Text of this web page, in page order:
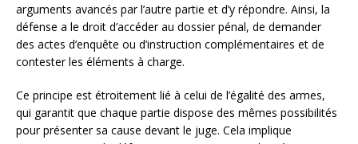
arguments avancés par l’autre partie et d’y répondre. Ainsi, la
défense a le droit d’accéder au dossier pénal, de demander
des actes d’enquête ou d’instruction complémentaires et de
contester les éléments à charge.
Ce principe est étroitement lié à celui de l’égalité des armes,
qui garantit que chaque partie dispose des mêmes possibilités
pour présenter sa cause devant le juge. Cela implique